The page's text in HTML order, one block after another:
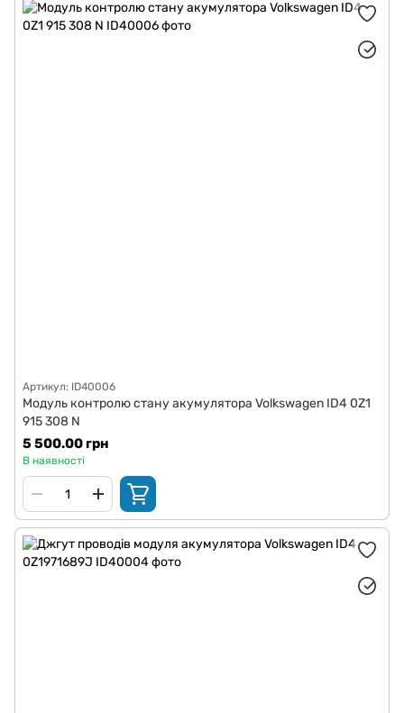
Артикул: ID40006
Модуль контролю стану акумулятора Volkswagen ID4 0Z1
915 308 N
5 500.00 грн
В наявності